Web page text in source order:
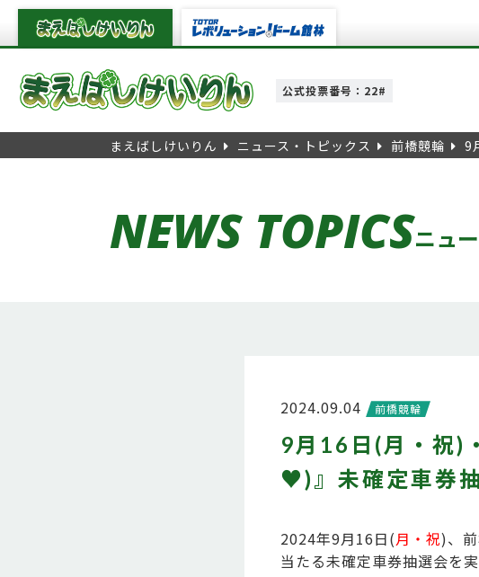
公式投票番号：22#
まえばしけいりん ニュース・トピックス 前橋競輪 9
NEWS TOPICSニュ
2024.09.04 前橋競輪
9月16日(月・祝)
♥)』未確定車券
2024年9月16日(月・祝)、
当たる未確定車券抽選会を